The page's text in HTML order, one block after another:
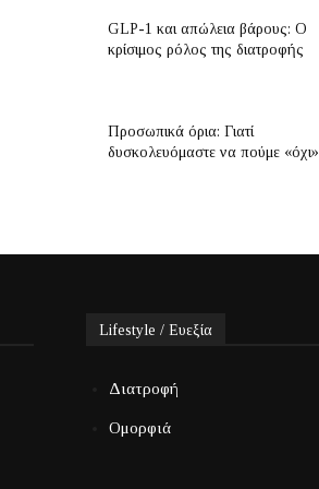
GLP-1 και απώλεια βάρους: Ο
κρίσιμος ρόλος της διατροφής
Προσωπικά όρια: Γιατί
δυσκολευόμαστε να πούμε «όχι»
Lifestyle / Ευεξία
Διατροφή
Ομορφιά